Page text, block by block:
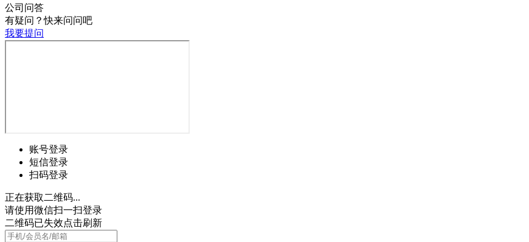
公司问答
有疑问？快来问问吧
我要提问
账号登录
短信登录
扫码登录
正在获取二维码...
请使用微信扫一扫登录
二维码已失效点击刷新